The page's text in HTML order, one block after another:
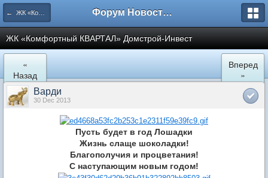
← ЖК «Комфортный КВАРТАЛ» Форум Новостройки
ЖК «Комфортный КВАРТАЛ» Домстрой-Инвест
«
Назад
Вперед
»
Варди
30 Dec 2013
Пусть будет в год Лошадки
Жизнь слаще шоколадки!
Благополучия и процветания!
С наступающим новым годом!